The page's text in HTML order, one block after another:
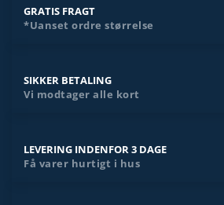
GRATIS FRAGT
*Uanset ordre størrelse
SIKKER BETALING
Vi modtager alle kort
LEVERING INDENFOR 3 DAGE
Få varer hurtigt i hus